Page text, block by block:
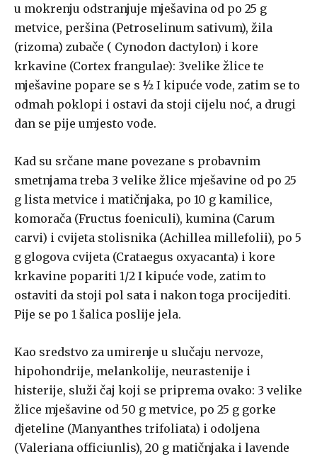
u mokrenju odstranjuje mješavina od po 25 g
metvice, peršina (Petroselinum sativum), žila
(rizoma) zubače ( Cynodon dactylon) i kore
krkavine (Cortex frangulae): 3velike žlice te
mješavine popare se s ½ I kipuće vode, zatim se to
odmah poklopi i ostavi da stoji cijelu noć, a drugi
dan se pije umjesto vode.
Kad su srčane mane povezane s probavnim
smetnjama treba 3 velike žlice mješavine od po 25
g lista metvice i matičnjaka, po 10 g kamilice,
komorača (Fructus foeniculi), kumina (Carum
carvi) i cvijeta stolisnika (Achillea millefolii), po 5
g glogova cvijeta (Crataegus oxyacanta) i kore
krkavine popariti 1/2 I kipuće vode, zatim to
ostaviti da stoji pol sata i nakon toga procijediti.
Pije se po 1 šalica poslije jela.
Kao sredstvo za umirenje u slučaju nervoze,
hipohondrije, melankolije, neurastenije i
histerije, služi čaj koji se priprema ovako: 3 velike
žlice mješavine od 50 g metvice, po 25 g gorke
djeteline (Manyanthes trifoliata) i odoljena
(Valeriana officiunlis), 20 g matičnjaka i lavende